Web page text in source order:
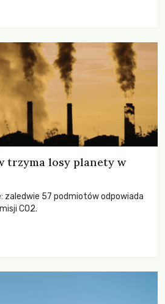
ODA w historii. Jakie będą
trzyma losy planety w
zaledwie 57 podmiotów odpowiada
CO2.